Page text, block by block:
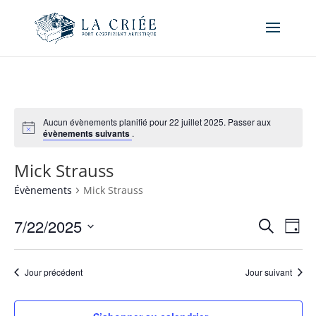
Aucun évènements planifié pour 22 juillet 2025. Passer aux
évènements suivants .
Mick Strauss
Évènements Mick Strauss
et
de
vues
Recherche
de
Jour
7/22/2025
date.Jour précédent Jour suivant